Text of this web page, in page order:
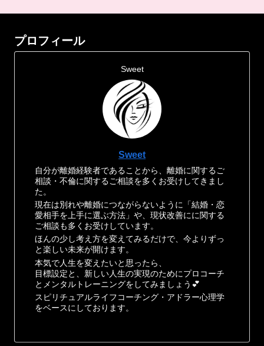
プロフィール
Sweet
Sweet
自分が離婚経験者であることから、離婚に関するご
相談・不倫に関するご相談を多くお受けしてきまし
た。
現在は別れや離婚につながらないように「結婚・恋
愛相手を上手に選ぶ方法」や、現状改善にに関する
ご相談も多くお受けしています。
ほんの少し考え方を変えてみるだけで、今よりずっ
と楽しい未来が開けます。
本気で人生を変えたいと思ったら、
目標設定と、新しい人生の実現のためにプロコーチ
とメンタルトレーニングをしてみましょう💕
スピリチュアルライフコーチング・アドラー心理学
をベースにしております。